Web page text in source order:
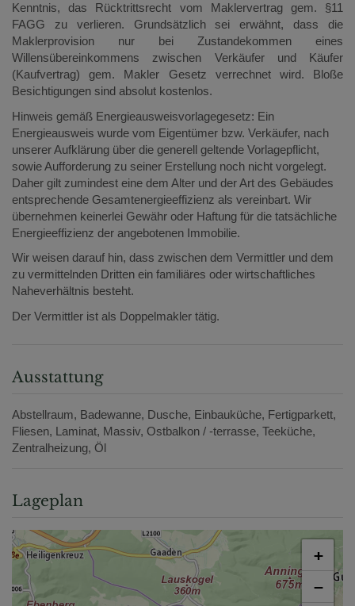
Kenntnis, das Rücktrittsrecht vom Maklervertrag gem. §11
FAGG zu verlieren. Grundsätzlich sei erwähnt, dass die
Maklerprovision nur bei Zustandekommen eines
Willensübereinkommens zwischen Verkäufer und Käufer
(Kaufvertrag) gem. Makler Gesetz verrechnet wird. Bloße
Besichtigungen sind absolut kostenlos.
Hinweis gemäß Energieausweisvorlagegesetz: Ein
Energieausweis wurde vom Eigentümer bzw. Verkäufer, nach
unserer Aufklärung über die generell geltende Vorlagepflicht,
sowie Aufforderung zu seiner Erstellung noch nicht vorgelegt.
Daher gilt zumindest eine dem Alter und der Art des Gebäudes
entsprechende Gesamtenergieeffizienz als vereinbart. Wir
übernehmen keinerlei Gewähr oder Haftung für die tatsächliche
Energieeffizienz der angebotenen Immobilie.
Wir weisen darauf hin, dass zwischen dem Vermittler und dem
zu vermittelnden Dritten ein familiäres oder wirtschaftliches
Naheverhältnis besteht.
Der Vermittler ist als Doppelmakler tätig.
Ausstattung
Abstellraum Badewanne Dusche Einbauküche Fertigparkett
Fliesen Laminat Massiv Ostbalkon / -terrasse Teeküche
Zentralheizung Öl
Lageplan
+
−